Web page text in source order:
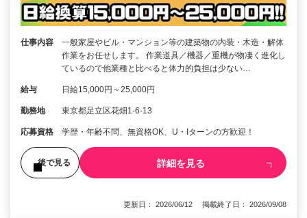
仕事内容
一般家屋やビル・マンション等の建築物の内装・木造・解体
作業をお任せします。 作業道具／機器／重機が物凄く進化し
ているので他業種と比べると体力的負担は少ない…
給与 日給15,000円～25,000円
勤務地 東京都足立区花畑1-6-13
応募資格 学歴・年齢不問、無資格OK、U・Iターンの方歓迎！
後で見る 詳細を見る
更新日： 2026/06/12 掲載終了日： 2026/09/08